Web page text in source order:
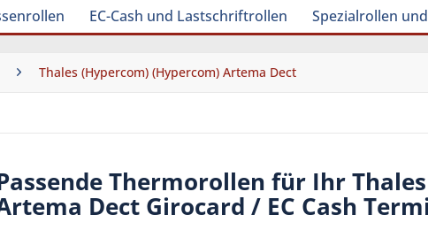
EC-Cash und Lastschriftrollen Spezialrollen
Thales (Hypercom) (Hypercom) Artema Dect
Thermorollen für Ihr
Dect Girocard / EC Cash